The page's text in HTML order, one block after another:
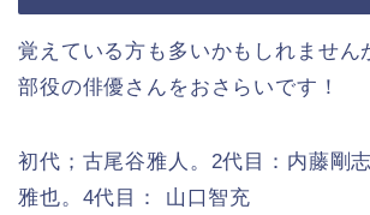
覚えている方も多いかもしれません
部役の俳優さんをおさらいです！
初代；古尾谷雅人。2代目：内藤剛
雅也。4代目： 山口智充